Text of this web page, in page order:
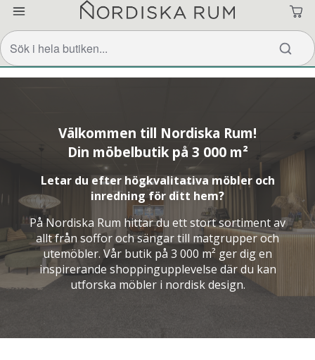
Välkommen till Nordiska Rum!
Din möbelbutik på 3 000 m²
Letar du efter högkvalitativa möbler och
inredning för ditt hem?
På Nordiska Rum hittar du ett stort sortiment av
allt från soffor och sängar till matgrupper och
utemöbler. Vår butik på 3 000 m² ger dig en
inspirerande shoppingupplevelse där du kan
utforska möbler i nordisk design.